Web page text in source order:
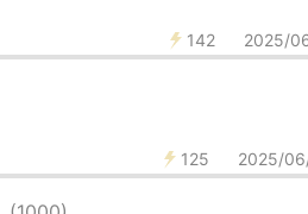
142 2025/
125 2025/